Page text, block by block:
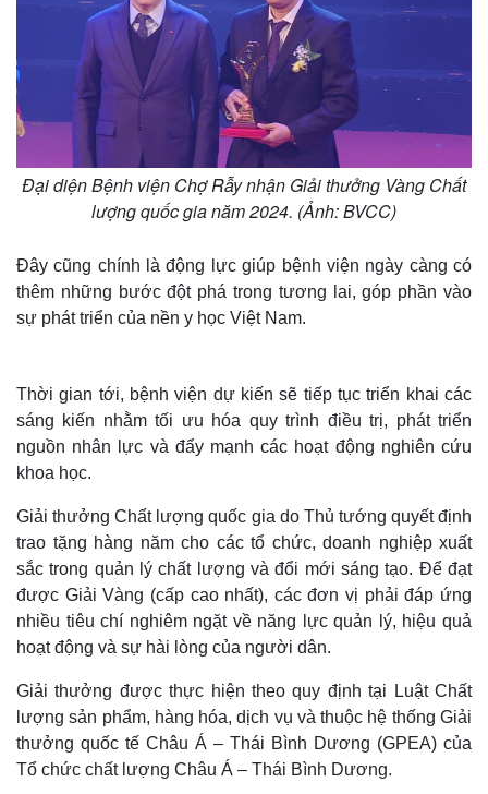
Đại diện Bệnh viện Chợ Rẫy nhận Giải thưởng Vàng Chất
lượng quốc gia năm 2024. (Ảnh: BVCC)
Đây cũng chính là động lực giúp bệnh viện ngày càng có
thêm những bước đột phá trong tương lai, góp phần vào
sự phát triển của nền y học Việt Nam.
Thời gian tới, bệnh viện dự kiến sẽ tiếp tục triển khai các
sáng kiến nhằm tối ưu hóa quy trình điều trị, phát triển
nguồn nhân lực và đẩy mạnh các hoạt động nghiên cứu
khoa học.
Giải thưởng Chất lượng quốc gia do Thủ tướng quyết định
trao tặng hàng năm cho các tổ chức, doanh nghiệp xuất
sắc trong quản lý chất lượng và đổi mới sáng tạo. Để đạt
được Giải Vàng (cấp cao nhất), các đơn vị phải đáp ứng
nhiều tiêu chí nghiêm ngặt về năng lực quản lý, hiệu quả
hoạt động và sự hài lòng của người dân.
Giải thưởng được thực hiện theo quy định tại Luật Chất
lượng sản phẩm, hàng hóa, dịch vụ và thuộc hệ thống Giải
thưởng quốc tế Châu Á – Thái Bình Dương (GPEA) của
Tổ chức chất lượng Châu Á – Thái Bình Dương.